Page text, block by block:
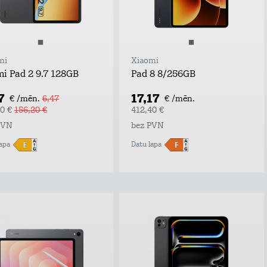
Pad 2 9.7 128GB
€ /mēn. 6,47
€ 156,20 €
Xiaomi
Pad 8 8/256GB
17,17 € /mēn.
412,40 €
bez PVN
Datu lapa